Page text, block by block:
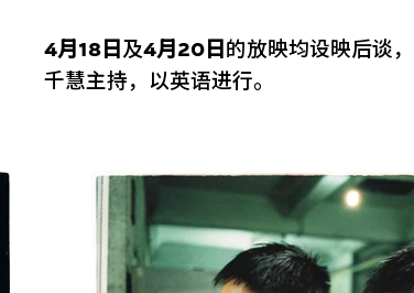
4月18日 及4月20日 的放映均设映后谈
千慧主持，以英语进行。